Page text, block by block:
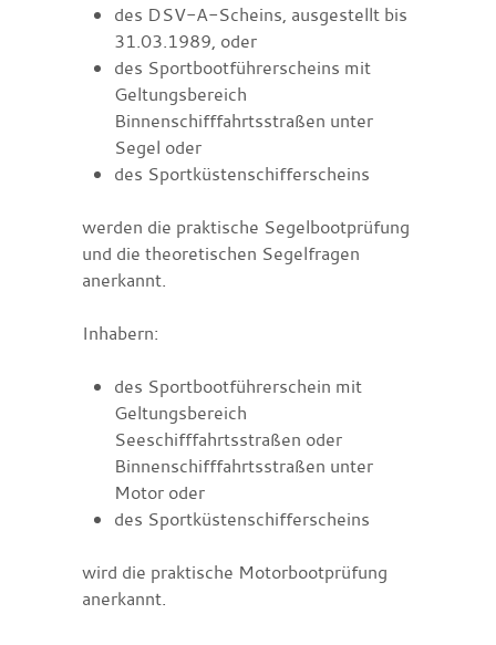
des DSV-A-Scheins, ausgestellt bis
31.03.1989, oder
des Sportbootführerscheins mit
Geltungsbereich
Binnenschifffahrtsstraßen unter
Segel oder
des Sportküstenschifferscheins
werden die praktische Segelbootprüfung
und die theoretischen Segelfragen
anerkannt.
Inhabern:
des Sportbootführerschein mit
Geltungsbereich
Seeschifffahrtsstraßen oder
Binnenschifffahrtsstraßen unter
Motor oder
des Sportküstenschifferscheins
wird die praktische Motorbootprüfung
anerkannt.